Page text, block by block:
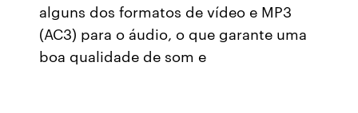
alguns dos formatos de vídeo e MP3
(AC3) para o áudio, o que garante uma
boa qualidade de som e